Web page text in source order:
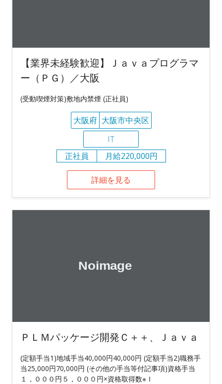
【業界未経験歓迎】Ｊａｖａプログラマ
ー（ＰＧ）／大阪
(受動喫煙対策)敷地内禁煙 (正社員)
大阪府 大阪市中央区
IT
正社員
月給220,000円
詳細を見る
ＰＬＭパッケージ開発Ｃ＋＋、Ｊａｖａ
(定額手当1)地域手当40,000円40,000円 (定額手当2)職務手
当25,000円70,000円 (その他の手当等付記事項)資格手当
１，０００円５，０００円×資格取得数※Ｉ